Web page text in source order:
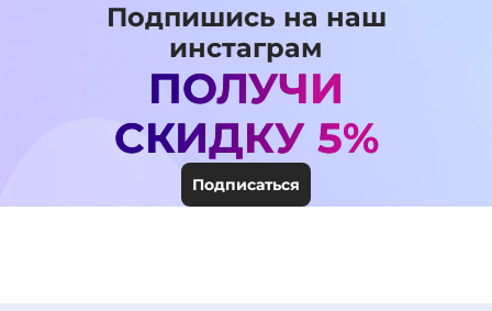
Подпишись на наш
инстаграм
ПОЛУЧИ
СКИДКУ 5%
Подписаться